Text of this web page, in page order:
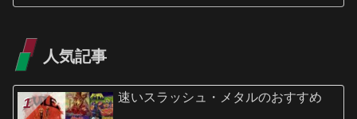
人気記事
速いスラッシュ・メタルのおすすめ